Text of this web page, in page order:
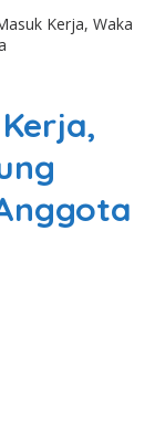
Kerja, Waka